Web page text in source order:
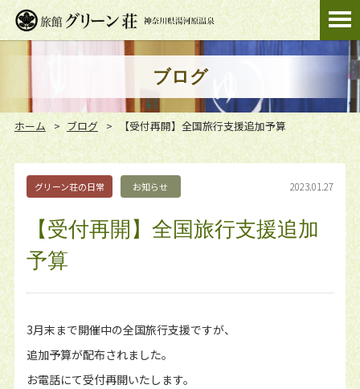
ブログ
ホーム ブログ 【受付再開】全国旅行支援追加予算
グリーン荘の日常 お知らせ 2023.01.27
【受付再開】全国旅行支援追加
予算
3月末まで開催中の全国旅行支援ですが、
追加予算が配布されました。
お電話にて受付再開いたします。